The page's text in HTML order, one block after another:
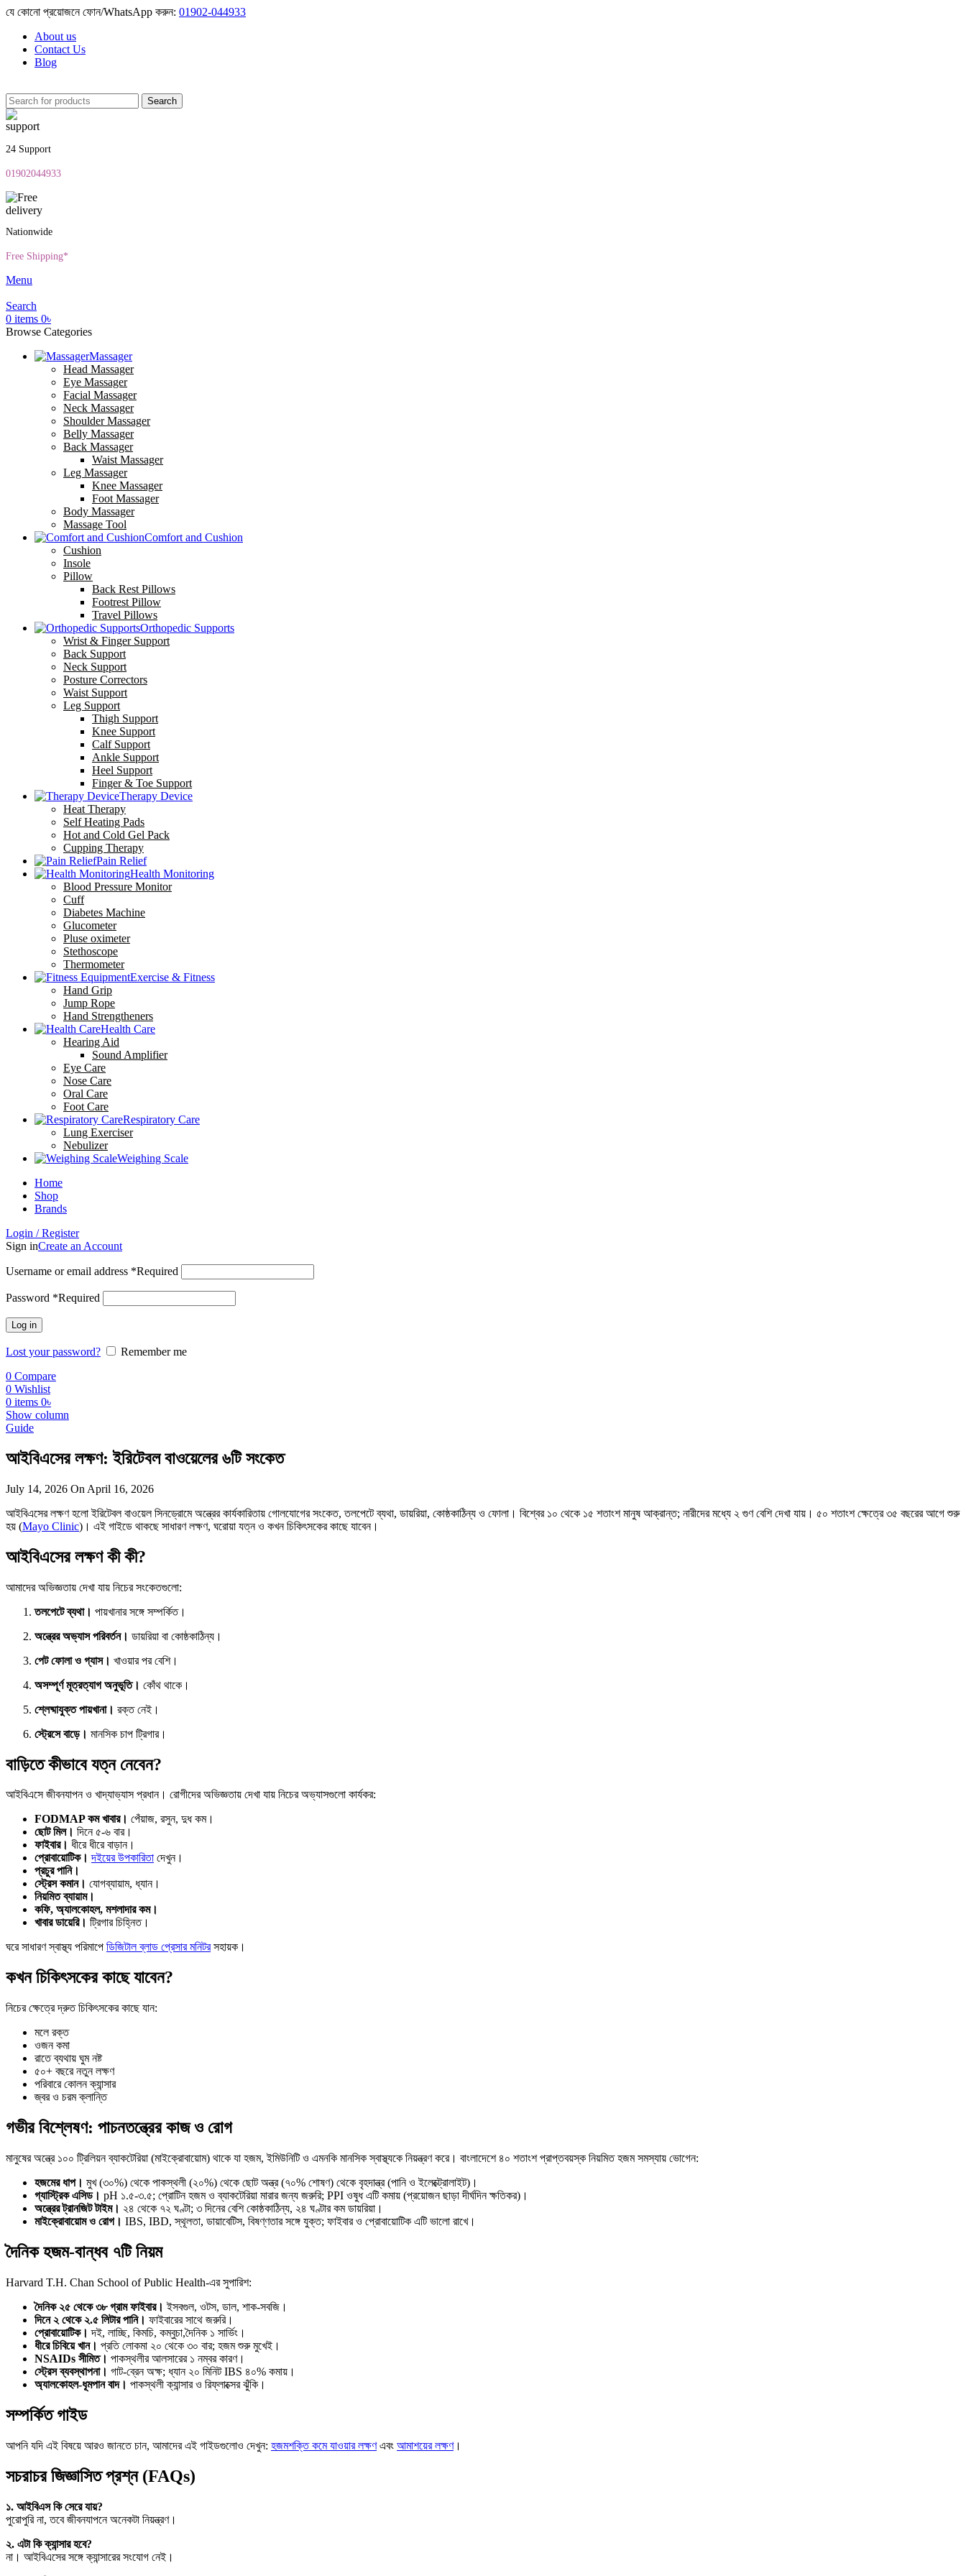
যে কোনো প্রয়োজনে ফোন/WhatsApp করুন: 01902-044933
About us
Contact Us
Blog
Search
24 Support
01902044933
Nationwide
Free Shipping*
Menu
Search
0 items 0৳
Browse Categories
Massager
Head Massager
Eye Massager
Facial Massager
Neck Massager
Shoulder Massager
Belly Massager
Back Massager
Waist Massager
Leg Massager
Knee Massager
Foot Massager
Body Massager
Massage Tool
Comfort and Cushion
Cushion
Insole
Pillow
Back Rest Pillows
Footrest Pillow
Travel Pillows
Orthopedic Supports
Wrist & Finger Support
Back Support
Neck Support
Posture Correctors
Waist Support
Leg Support
Thigh Support
Knee Support
Calf Support
Ankle Support
Heel Support
Finger & Toe Support
Therapy Device
Heat Therapy
Self Heating Pads
Hot and Cold Gel Pack
Cupping Therapy
Pain Relief
Health Monitoring
Blood Pressure Monitor
Cuff
Diabetes Machine
Glucometer
Pluse oximeter
Stethoscope
Thermometer
Exercise & Fitness
Hand Grip
Jump Rope
Hand Strengtheners
Health Care
Hearing Aid
Sound Amplifier
Eye Care
Nose Care
Oral Care
Foot Care
Respiratory Care
Lung Exerciser
Nebulizer
Weighing Scale
Home
Shop
Brands
Login / Register
Sign inCreate an Account
Username or email address *Required
Password *Required
Log in
Lost your password?
Remember me
0 Compare
0 Wishlist
0 items 0৳
Show column
Guide
আইবিএসের লক্ষণ: ইরিটেবল বাওয়েলের ৬টি সংকেত
July 14, 2026 On April 16, 2026
আইবিএসের লক্ষণ হলো ইরিটেবল বাওয়েল সিনড্রোমে অন্ত্রের কার্যকারিতায় গোলযোগের সংকেত, তলপেটে ব্যথা, ডায়রিয়া, কোষ্ঠকাঠিন্য ও ফোলা। বিশ্বের ১০ থেকে ১৫ শতাংশ মানুষ আক্রান্ত; নারীদের মধ্যে ২ গুণ বেশি দেখা যায়। ৫০ শতাংশ ক্ষেত্রে ৩৫ বছরের আগে শুরু
হয় (Mayo Clinic)। এই গাইডে থাকছে সাধারণ লক্ষণ, ঘরোয়া যত্ন ও কখন চিকিৎসকের কাছে যাবেন।
আইবিএসের লক্ষণ কী কী?
আমাদের অভিজ্ঞতায় দেখা যায় নিচের সংকেতগুলো:
তলপেটে ব্যথা। পায়খানার সঙ্গে সম্পর্কিত।
অন্ত্রের অভ্যাস পরিবর্তন। ডায়রিয়া বা কোষ্ঠকাঠিন্য।
পেট ফোলা ও গ্যাস। খাওয়ার পর বেশি।
অসম্পূর্ণ মূত্রত্যাগ অনুভূতি। কোঁথ থাকে।
শ্লেষ্মাযুক্ত পায়খানা। রক্ত নেই।
স্ট্রেসে বাড়ে। মানসিক চাপ ট্রিগার।
বাড়িতে কীভাবে যত্ন নেবেন?
আইবিএসে জীবনযাপন ও খাদ্যাভ্যাস প্রধান। রোগীদের অভিজ্ঞতায় দেখা যায় নিচের অভ্যাসগুলো কার্যকর:
FODMAP কম খাবার। পেঁয়াজ, রসুন, দুধ কম।
ছোট মিল। দিনে ৫-৬ বার।
ফাইবার। ধীরে ধীরে বাড়ান।
প্রোবায়োটিক। দইয়ের উপকারিতা দেখুন।
প্রচুর পানি।
স্ট্রেস কমান। যোগব্যায়াম, ধ্যান।
নিয়মিত ব্যায়াম।
কফি, অ্যালকোহল, মশলাদার কম।
খাবার ডায়েরি। ট্রিগার চিহ্নিত।
ঘরে সাধারণ স্বাস্থ্য পরিমাপে ডিজিটাল ব্লাড প্রেসার মনিটরসহায়ক।
কখন চিকিৎসকের কাছে যাবেন?
নিচের ক্ষেত্রে দ্রুত চিকিৎসকের কাছে যান:
মলে রক্ত
ওজন কমা
রাতে ব্যথায় ঘুম নষ্ট
৫০+ বছরে নতুন লক্ষণ
পরিবারে কোলন ক্যান্সার
জ্বর ও চরম ক্লান্তি
গভীর বিশ্লেষণ: পাচনতন্ত্রের কাজ ও রোগ
মানুষের অন্ত্রে ১০০ ট্রিলিয়ন ব্যাকটেরিয়া (মাইক্রোবায়োম) থাকে যা হজম, ইমিউনিটি ও এমনকি মানসিক স্বাস্থ্যকে নিয়ন্ত্রণ করে। বাংলাদেশে ৪০ শতাংশ প্রাপ্তবয়স্ক নিয়মিত হজম সমস্যায় ভোগেন:
হজমের ধাপ। মুখ (৩০%) থেকে পাকস্থলী (২০%) থেকে ছোট অন্ত্র (৭০% শোষণ) থেকে বৃহদান্ত্র (পানি ও ইলেক্ট্রোলাইট)।
গ্যাস্ট্রিক এসিড। pH ১.৫-৩.৫; প্রোটিন হজম ও ব্যাকটেরিয়া মারার জন্য জরুরি; PPI ওষুধ এটি কমায় (প্রয়োজন ছাড়া দীর্ঘদিন ক্ষতিকর)।
অন্ত্রের ট্রানজিট টাইম। ২৪ থেকে ৭২ ঘণ্টা; ৩ দিনের বেশি কোষ্ঠকাঠিন্য, ২৪ ঘণ্টার কম ডায়রিয়া।
মাইক্রোবায়োম ও রোগ। IBS, IBD, স্থূলতা, ডায়াবেটিস, বিষণ্ণতার সঙ্গে যুক্ত; ফাইবার ও প্রোবায়োটিক এটি ভালো রাখে।
দৈনিক হজম-বান্ধব ৭টি নিয়ম
Harvard T.H. Chan School of Public Health-এর সুপারিশ:
দৈনিক ২৫ থেকে ৩৮ গ্রাম ফাইবার। ইসবগুল, ওটস, ডাল, শাক-সবজি।
দিনে ২ থেকে ২.৫ লিটার পানি। ফাইবারের সাথে জরুরি।
প্রোবায়োটিক। দই, লাচ্ছি, কিমচি, কম্বুচা,দৈনিক ১ সার্ভিং।
ধীরে চিবিয়ে খান। প্রতি লোকমা ২০ থেকে ৩০ বার; হজম শুরু মুখেই।
NSAIDs সীমিত। পাকস্থলীর আলসারের ১ নম্বর কারণ।
স্ট্রেস ব্যবস্থাপনা। গাট-ব্রেন অক্ষ; ধ্যান ২০ মিনিট IBS ৪০% কমায়।
অ্যালকোহল-ধূমপান বাদ। পাকস্থলী ক্যান্সার ও রিফ্লাক্সের ঝুঁকি।
সম্পর্কিত গাইড
আপনি যদি এই বিষয়ে আরও জানতে চান, আমাদের এই গাইডগুলোও দেখুন: হজমশক্তি কমে যাওয়ার লক্ষণএবং আমাশয়ের লক্ষণ।
সচরাচর জিজ্ঞাসিত প্রশ্ন (FAQs)
১. আইবিএস কি সেরে যায়?
পুরোপুরি না, তবে জীবনযাপনে অনেকটা নিয়ন্ত্রণ।
২. এটা কি ক্যান্সার হবে?
না। আইবিএসের সঙ্গে ক্যান্সারের সংযোগ নেই।